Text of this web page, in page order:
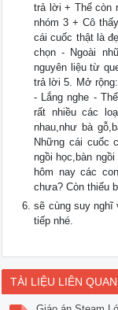
trả lời + Thế còn
nhóm 3 + Cô
cái cuốc thật là
chọn - Ngoài
nguyên liệu từ
trả lời 5. Mở
- Lắng nghe -
rất nhiều các
nhau,như bà
Những cái cuốc
ngồi học,bàn
hôm nay các
chưa? Còn thiếu
sẽ cùng suy nghĩ
tiếp nhé.
TÀI LIỆU LIÊN QUAN